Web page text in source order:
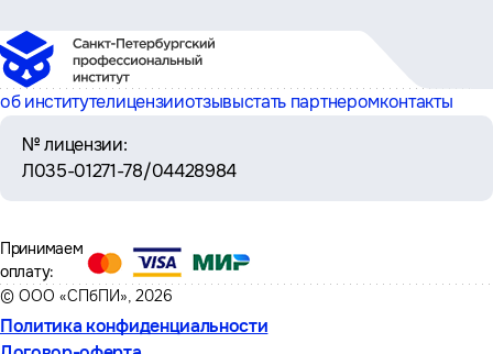
об институтелицензииотзывыстать партнеромконтакты
№ лицензии:
Л035-01271-78/04428984
© ООО «СПбПИ», 2026
Политика конфиденциальности
Принимаем
оплату: